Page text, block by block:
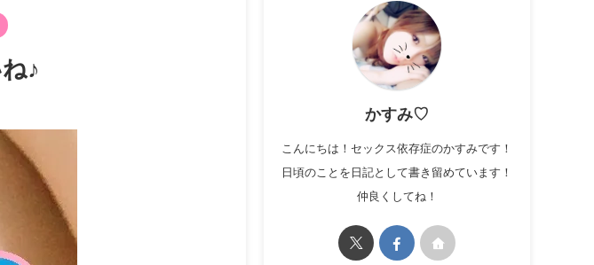
♪
かすみ♡
こんにちは！セックス依存症のかすみです！
日頃のことを日記として書き留めています！
仲良くしてね！